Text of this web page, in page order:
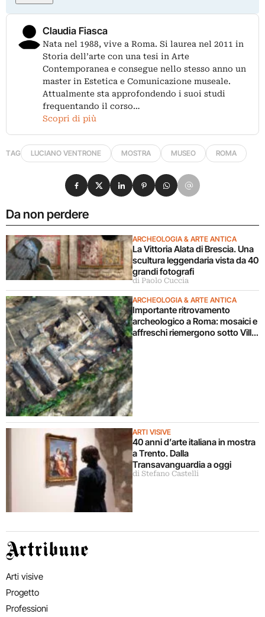
Claudia Fiasca
Nata nel 1988, vive a Roma. Si laurea nel 2011 in
Storia dell’arte con una tesi in Arte
Contemporanea e consegue nello stesso anno un
master in Estetica e Comunicazione museale.
Attualmente sta approfondendo i suoi studi
frequentando il corso…
Scopri di più
TAG LUCIANO VENTRONE MOSTRA MUSEO ROMA
Da non perdere
ARCHEOLOGIA & ARTE ANTICA
La Vittoria Alata di Brescia. Una
scultura leggendaria vista da 40
grandi fotografi
di Paolo Cuccia
ARCHEOLOGIA & ARTE ANTICA
Importante ritrovamento
archeologico a Roma: mosaici e
affreschi riemergono sotto Villa
ARTI VISIVE
40 anni d’arte italiana in mostra
a Trento. Dalla
Transavanguardia a oggi
di Stefano Castelli
Condividi su Facebook
Condividi su X
Condividi su LinkedIn
Condividi su Pinterest
Condividi su WhatsApp
Condividi su Email
Artribune
Arti visive
Progetto
Professioni